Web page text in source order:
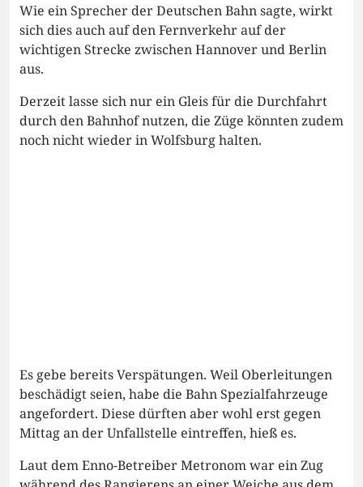
Wie ein Sprecher der Deutschen Bahn sagte, wirkt
sich dies auch auf den Fernverkehr auf der
wichtigen Strecke zwischen Hannover und Berlin
aus.
Derzeit lasse sich nur ein Gleis für die Durchfahrt
durch den Bahnhof nutzen, die Züge könnten zudem
noch nicht wieder in Wolfsburg halten.
Es gebe bereits Verspätungen. Weil Oberleitungen
beschädigt seien, habe die Bahn Spezialfahrzeuge
angefordert. Diese dürften aber wohl erst gegen
Mittag an der Unfallstelle eintreffen, hieß es.
Laut dem Enno-Betreiber Metronom war ein Zug